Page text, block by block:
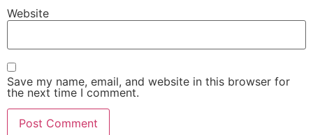
Website
Save my name, email, and website in this browser for
the next time I comment.